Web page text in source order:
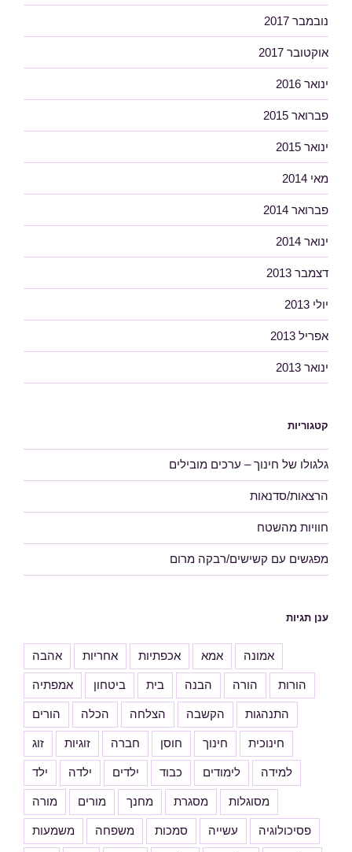
נובמבר 2017
אוקטובר 2017
ינואר 2016
פברואר 2015
ינואר 2015
מאי 2014
פברואר 2014
ינואר 2014
דצמבר 2013
יולי 2013
אפריל 2013
ינואר 2013
קטגוריות
גלגולו של חינוך – ערכים מובילים
הרצאות/סדנאות
חוויות מהשטח
מפגשים עם קשישים/רבקה מרום
ענן תגיות
אהבה אחריות אכפתיות אמא אמונה
אמפתיה ביטחון בית הבנה הורה הורות
הורים הכלה הצלחה הקשבה התנהגות
זוג זוגיות חברה חוסן חינוך חינוכית
ילד ילדה ילדים כבוד לימודים למידה
מורה מורים מחנך מסגרת מסוגלות
משמעות משפחה סמכות עשייה פסיכולוגיה